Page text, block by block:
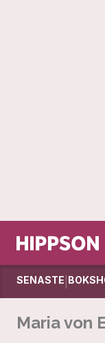
SENASTE
Maria von